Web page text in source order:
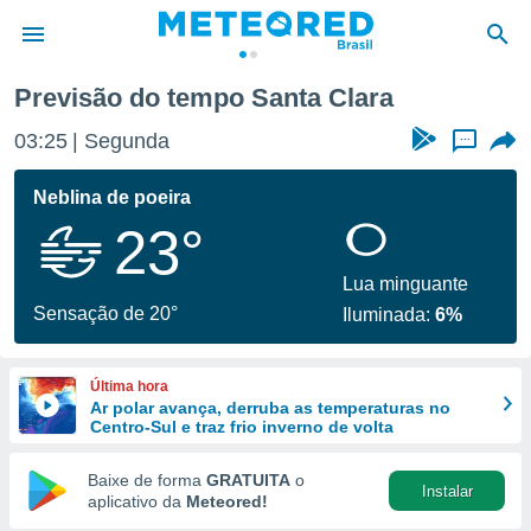
da
fornecidas
a este
das
e
forma
digital
Previsão do tempo Santa Clara
03:25 Segunda ...
Neblina de poeira
23°
Sensação de 20°
Lua minguante
Iluminada:6%
Última hora
Ar polar avança, derruba as temperaturas no
Centro-Sul e traz frio inverno de volta
Baixe de forma GRATUITA o
aplicativo da Meteored!
Instalar